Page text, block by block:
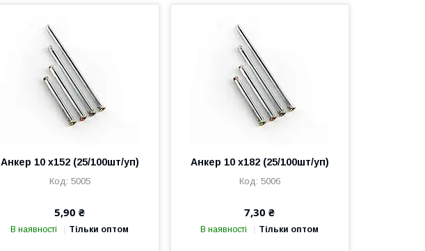
Анкер 10 х152 (25/100шт/уп)
5005
5,90 ₴
В наявності Тільки оптом
Анкер 10 х182 (25/100шт/уп)
5006
7,30 ₴
В наявності Тільки оптом